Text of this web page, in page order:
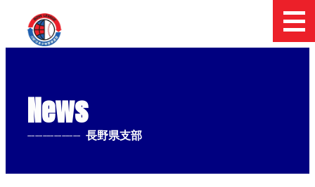
News
-------------- 長野県支部